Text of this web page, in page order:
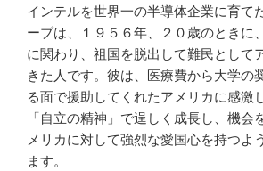
インテルを世界一の半導体企業に育て
ーブは、１９５６年、２０歳のときに
に関わり、祖国を脱出して難民として
きた人です。彼は、医療費から大学の
る面で援助してくれたアメリカに感激
「自立の精神」で逞しく成長し、機会
メリカに対して強烈な愛国心を持つよ
ます。